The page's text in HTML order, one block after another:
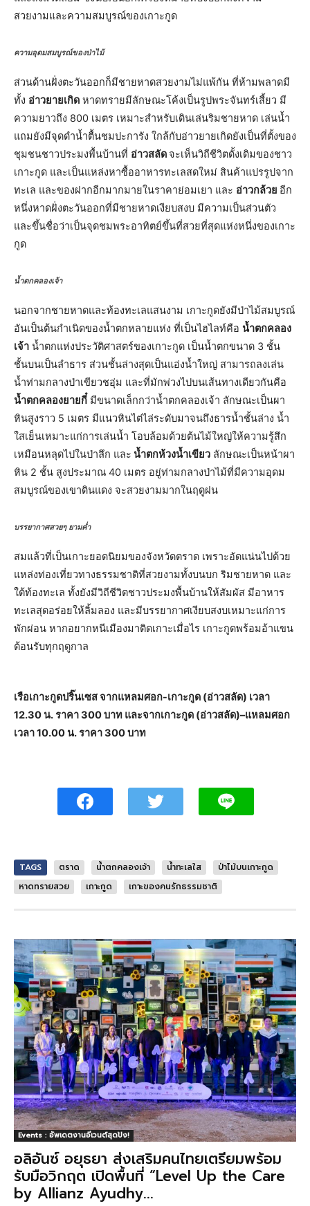
สวยงามและความสมบูรณ์ของเกาะกูด
ความอุดมสมบูรณ์ของป่าไม้
ส่วนด้านฝั่งตะวันออกก็มีชายหาดสวยงามไม่แพ้กัน ที่ห้ามพลาดมี
ทั้ง อ่าวยายเกิด หาดทรายมีลักษณะโค้งเป็นรูปพระจันทร์เสี้ยว มี
ความยาวถึง 800 เมตร เหมาะสำหรับเดินเล่นริมชายหาด เล่นน้ำ
แถมยังมีจุดดำน้ำตื้นชมปะการัง ใกล้กับอ่าวยายเกิดยังเป็นที่ตั้งของ
ชุมชนชาวประมงพื้นบ้านที่ อ่าวสลัด จะเห็นวิถีชีวิตดั้งเดิมของชาว
เกาะกูด และเป็นแหล่งหาซื้ออาหารทะเลสดใหม่ สินค้าแปรรูปจาก
ทะเล และของฝากอีกมากมายในราคาย่อมเยา และ อ่าวกล้วย อีก
หนึ่งหาดฝั่งตะวันออกที่มีชายหาดเงียบสงบ มีความเป็นส่วนตัว
และขึ้นชื่อว่าเป็นจุดชมพระอาทิตย์ขึ้นที่สวยที่สุดแห่งหนึ่งของเกาะ
กูด
น้ำตกคลองเจ้า
นอกจากชายหาดและท้องทะเลแสนงาม เกาะกูดยังมีป่าไม้สมบูรณ์
อันเป็นต้นกำเนิดของน้ำตกหลายแห่ง ที่เป็นไฮไลท์คือ น้ำตกคลอง
เจ้า น้ำตกแห่งประวัติศาสตร์ของเกาะกูด เป็นน้ำตกขนาด 3 ชั้น
ชั้นบนเป็นลำธาร ส่วนชั้นล่างสุดเป็นแอ่งน้ำใหญ่ สามารถลงเล่น
น้ำท่ามกลางป่าเขียวชอุ่ม และที่มักพ่วงไปบนเส้นทางเดียวกันคือ
น้ำตกคลองยายกี๋ มีขนาดเล็กกว่าน้ำตกคลองเจ้า ลักษณะเป็นผา
หินสูงราว 5 เมตร มีแนวหินไต่ไล่ระดับมาจนถึงธารน้ำชั้นล่าง น้ำ
ใสเย็นเหมาะแก่การเล่นน้ำ โอบล้อมด้วยต้นไม้ใหญ่ให้ความรู้สึก
เหมือนหลุดไปในป่าลึก และ น้ำตกห้วงน้ำเขียว ลักษณะเป็นหน้าผา
หิน 2 ชั้น สูงประมาณ 40 เมตร อยู่ท่ามกลางป่าไม้ที่มีความอุดม
สมบูรณ์ของเขาดินแดง จะสวยงามมากในฤดูฝน
บรรยากาศสวยๆ ยามค่ำ
สมแล้วที่เป็นเกาะยอดนิยมของจังหวัดตราด เพราะอัดแน่นไปด้วย
แหล่งท่องเที่ยวทางธรรมชาติที่สวยงามทั้งบนบก ริมชายหาด และ
ใต้ท้องทะเล ทั้งยังมีวิถีชีวิตชาวประมงพื้นบ้านให้สัมผัส มีอาหาร
ทะเลสุดอร่อยให้ลิ้มลอง และมีบรรยากาศเงียบสงบเหมาะแก่การ
พักผ่อน หากอยากหนีเมืองมาติดเกาะเมื่อไร เกาะกูดพร้อมอ้าแขน
ต้อนรับทุกฤดูกาล
เรือเกาะกูดปริ๊นเซส จากแหลมศอก-เกาะกูด (อ่าวสลัด) เวลา
12.30 น. ราคา 300 บาท และจากเกาะกูด (อ่าวสลัด)–แหลมศอก
เวลา 10.00 น. ราคา 300 บาท
TAGS ตราด น้ำตกคลองเจ้า น้ำทะเลใส
ป่าไม้บนเกาะกูด
หาดทรายสวย
เกาะกูด เกาะของคนรักธรรมชาติ
Events : อัพเดตงานอีเวนต์สุดปัง!
อลิอันซ์ อยุธยา ส่งเสริมคนไทยเตรียมพร้อม
รับมือวิกฤต เปิดพื้นที่ “Level Up the Care
by Allianz Ayudhy...